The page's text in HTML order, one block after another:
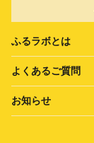
ふるラボとは
よくあるご質問
お知らせ